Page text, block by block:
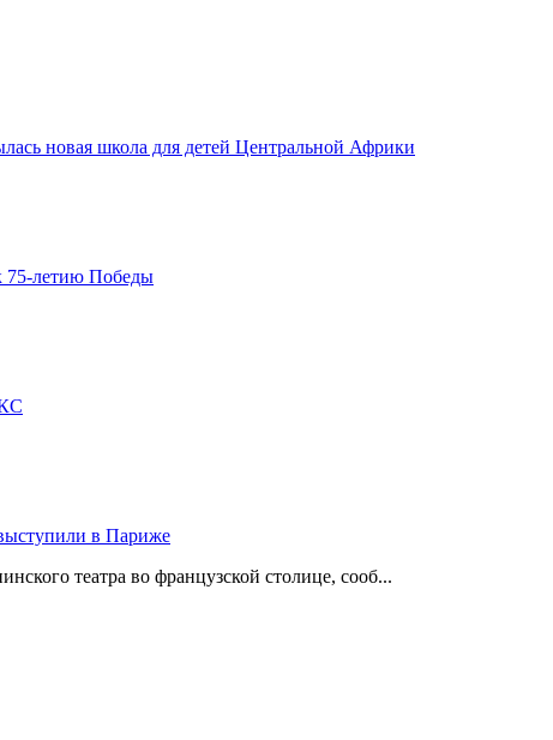
новая школа для детей Центральной Африки
75-летию Победы
в Париже
театра во французской столице, сооб...